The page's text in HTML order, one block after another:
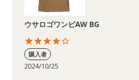
ウサロゴワンピAW BG
購入者
2024/10/25